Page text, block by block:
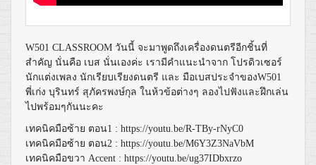
W501 CLASSROOM วันนี้ จะมาพูดถึงเครื่องดนตรีอีกชิ้นที่
สำคัญ นั่นคือ เบส นั่นเองค่ะ เรามีคำแนะนำจาก โปรดิวเซอร์
นักแต่งเพลง นักเรียบเรียงดนตรี และ มือเบสประจำของW501
พี่เก่ง บุรินทร์ สุภัครพงษ์กุล ในห้วข้อต่างๆ ลองไปฟังและฝึกเล่น
ไปพร้อมๆกันนะคะ
เทคนิคมือซ้าย ตอน1 : https://youtu.be/R-TBy-rNyC0
เทคนิคมือซ้าย ตอน2 : https://youtu.be/M6Y3Z3NaVbM
เทคนิคมือขวา Accent : https://youtu.be/ug37IDbxrzo